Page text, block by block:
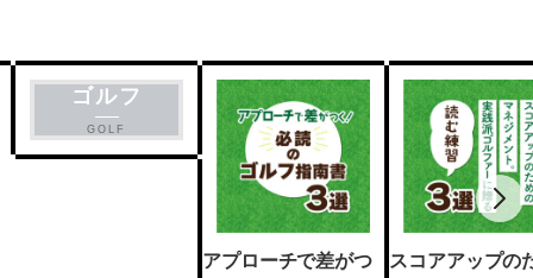
ゴルフ
GOLF
アプローチで差がつ
スコアアップの